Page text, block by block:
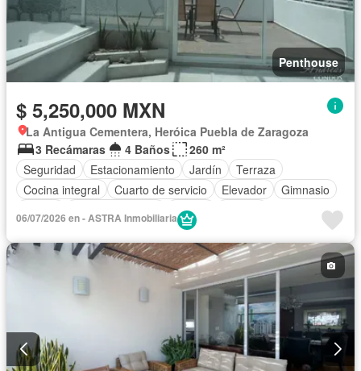
Penthouse
$ 5,250,000 MXN
La Antigua Cementera, Heróica Puebla de Zaragoza
3 Recámaras
4 Baños
260 m²
Seguridad
Estacionamiento Jardín
Terraza
Cocina integral
Cuarto de servicio Elevador
Gimnasio
Azotea
Completamente amueblado
06/07/2026 en - ASTRA Inmobiliaria